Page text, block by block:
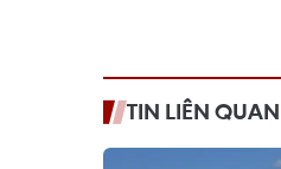
TIN LIÊN QUAN